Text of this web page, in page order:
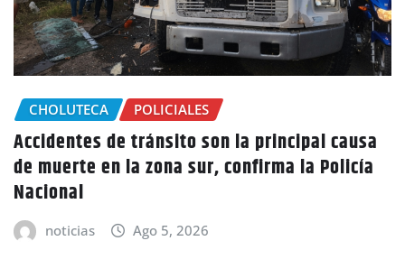
CHOLUTECA
Marcovia declara estado de emergencia por
sequía, más de 15 mil familias están
afectadas